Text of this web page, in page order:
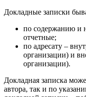
Докладные записки
по содержанию и
отчетные;
по адресату –
организации) и
организации).
Докладная записка
автора, так и по